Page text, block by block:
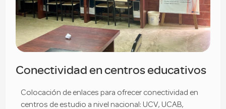
Conectividad en centros educativos
Colocación de enlaces para ofrecer conectividad en
centros de estudio a nivel nacional: UCV, UCAB,